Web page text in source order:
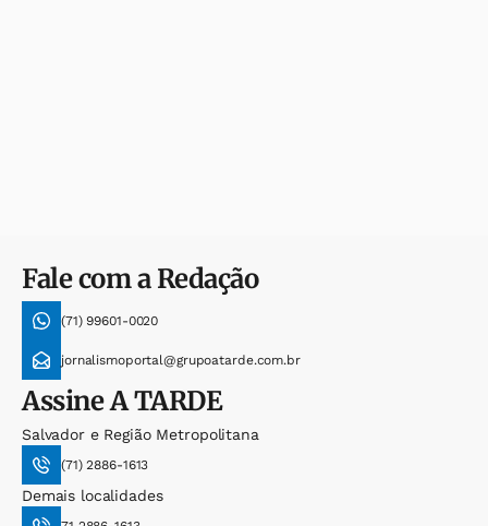
Fale com a Redação
(71) 99601-0020
jornalismoportal@grupoatarde.com.br
AssineA TARDE
Salvador e Região Metropolitana
(71) 2886-1613
Demais localidades